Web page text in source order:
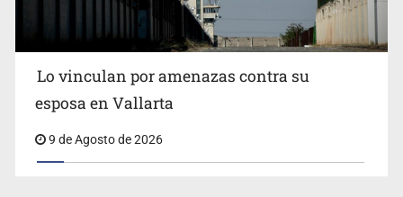
Lo vinculan por amenazas contra su
esposa en Vallarta
9 de Agosto de 2026